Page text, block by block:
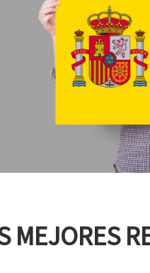
MEJORES